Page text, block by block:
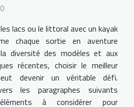
lacs ou le littoral avec un kayak
chaque sortie en aventure
diversité des modèles et aux
récentes, choisir le meilleur
devenir un véritable défi.
les paragraphes suivants
à considérer pour